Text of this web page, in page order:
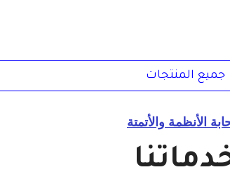
جميع المنتجات
الأنظمة والأتمتة